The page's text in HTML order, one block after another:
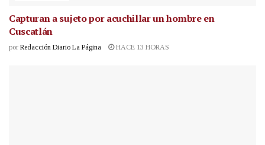
Capturan a sujeto por acuchillar un hombre en
Cuscatlán
por Redacción Diario La Página HACE 13 HORAS